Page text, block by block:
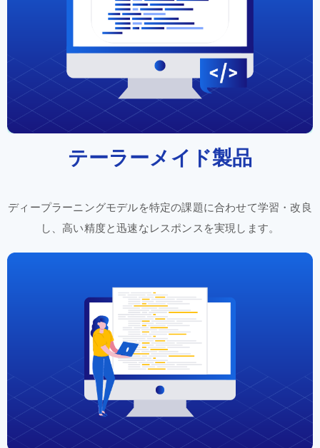
テーラーメイド製品
ディープラーニングモデルを特定の課題に合わせて学習 ・改良
し 、高い精度と迅速なレスポンスを実現します。